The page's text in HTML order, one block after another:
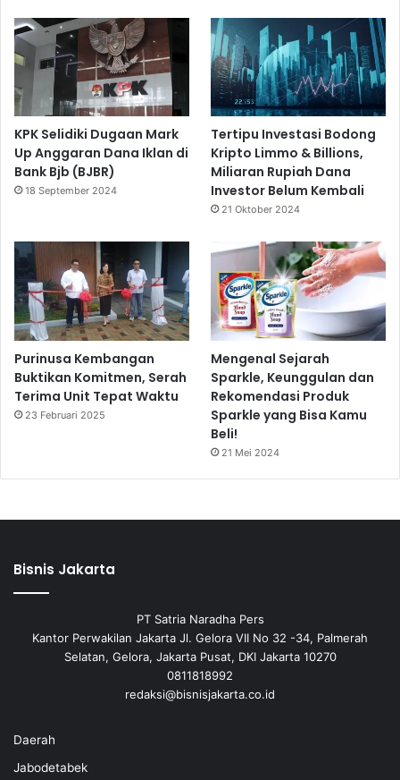
KPK Selidiki Dugaan Mark
Up Anggaran Dana Iklan di
Bank Bjb (BJBR)
18 September 2024
Tertipu Investasi Bodong
Kripto Limmo & Billions,
Miliaran Rupiah Dana
Investor Belum Kembali
21 Oktober 2024
Purinusa Kembangan
Buktikan Komitmen, Serah
Terima Unit Tepat Waktu
23 Februari 2025
Mengenal Sejarah
Sparkle, Keunggulan dan
Rekomendasi Produk
Sparkle yang Bisa Kamu
Beli!
21 Mei 2024
Bisnis Jakarta
PT Satria Naradha Pers
Kantor Perwakilan Jakarta Jl. Gelora VII No 32 -34, Palmerah
Selatan, Gelora, Jakarta Pusat, DKI Jakarta 10270
0811818992
redaksi@bisnisjakarta.co.id
Daerah
Jabodetabek